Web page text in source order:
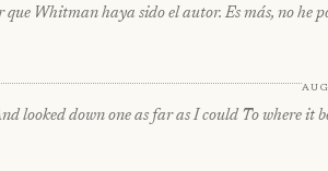
Whitman haya sido el autor. Es más, no he
Aug
looked down one as far as I could To where it